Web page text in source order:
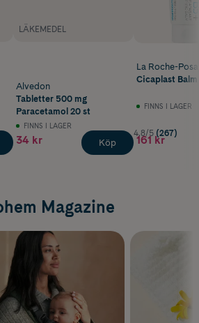
LÄKEMEDEL
Alvedon
Tabletter 500 mg
Paracetamol 20 st
FINNS I LAGER
34 kr Köp
La Roche-
Cicaplast Balm
FINNS I LAGER
4.8/5 (267)
161 kr
Magazine